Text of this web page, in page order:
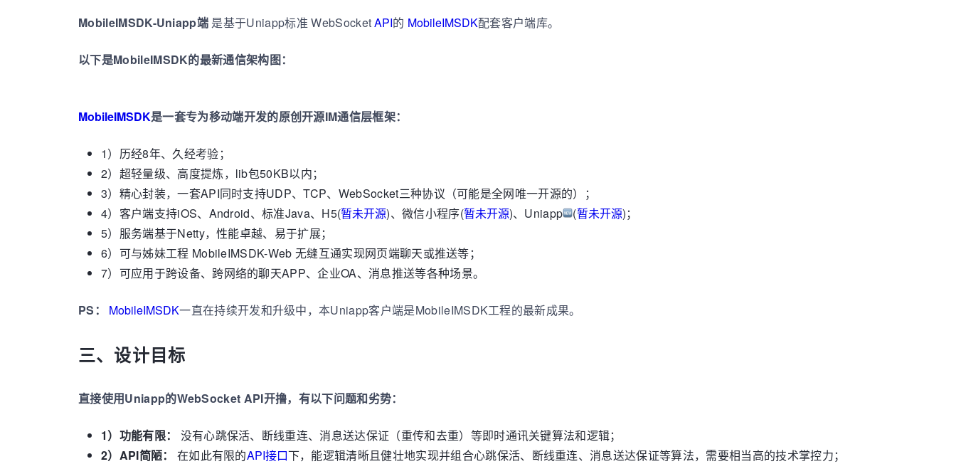
MobileIMSDK-Uniapp端 是基于Uniapp标准 WebSocketAPI的 MobileIMSDK配套客户端库。
以下是MobileIMSDK的最新通信架构图：
MobileIMSDK是一套专为移动端开发的原创开源IM通信层框架：
1）历经8年、久经考验；
2）超轻量级、高度提炼，lib包50KB以内；
3）精心封装，一套API同时支持UDP、TCP、WebSocket三种协议（可能是全网唯一开源的）；
4）客户端支持iOS、Android、标准Java、H5(暂未开源)、微信小程序(暂未开源)、Uniapp (暂未开源)；
5）服务端基于Netty，性能卓越、易于扩展；
6）可与姊妹工程 MobileIMSDK-Web 无缝互通实现网页端聊天或推送等；
7）可应用于跨设备、跨网络的聊天APP、企业OA、消息推送等各种场景。
PS： MobileIMSDK一直在持续开发和升级中，本Uniapp客户端是MobileIMSDK工程的最新成果。
三、设计目标
直接使用Uniapp的WebSocket API开撸，有以下问题和劣势：
1） 功能有限：
没有心跳保活、断线重连、消息送达保证（重传和去重）等即时通讯关键算法和逻辑；
2） API简陋： 在如此有限的API接口下，能逻辑清晰且健壮地实现并组合心跳保活、断线重连、消息送达保证等算法，需要相当高的技术掌控力；